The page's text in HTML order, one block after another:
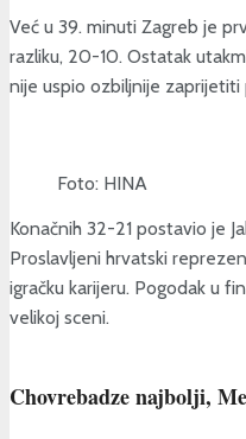
Već u 39. minuti Zagreb je
razliku, 20-10. Ostatak
nije uspio ozbiljnije zaprijetiti
Foto: HINA
Konačnih 32-21 postavio je
Proslavljeni hrvatski
igračku karijeru. Pogodak u
velikoj sceni.
Chovrebadze najbolji,